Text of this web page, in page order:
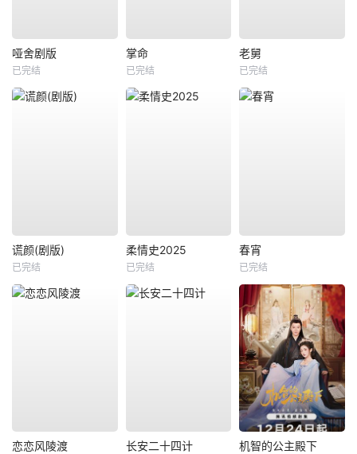
哑舍剧版
已完结
掌命
已完结
老舅
已完结
谎颜(剧版)
已完结
柔情史2025
已完结
春宵
已完结
恋恋风陵渡 长安二十四计 机智的公主殿下